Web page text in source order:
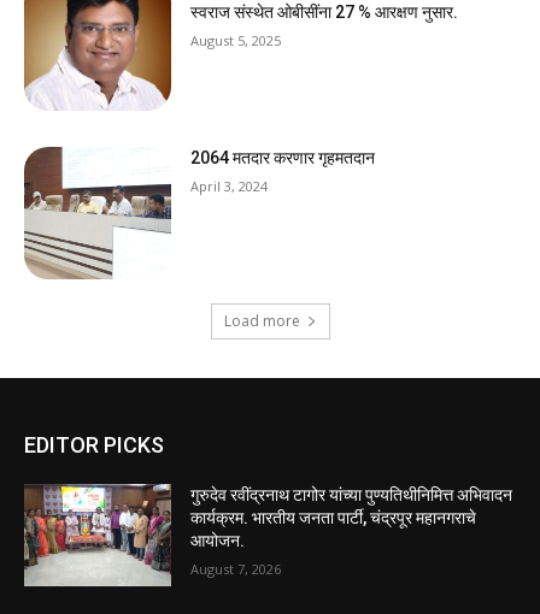
स्वराज संस्थेत ओबीसींना 27 % आरक्षण नुसार.
August 5, 2025
2064 मतदार करणार गृहमतदान
April 3, 2024
Load more
EDITOR PICKS
गुरुदेव रवींद्रनाथ टागोर यांच्या पुण्यतिथीनिमित्त अभिवादन
कार्यक्रम. भारतीय जनता पार्टी, चंद्रपूर महानगराचे
आयोजन.
August 7, 2026